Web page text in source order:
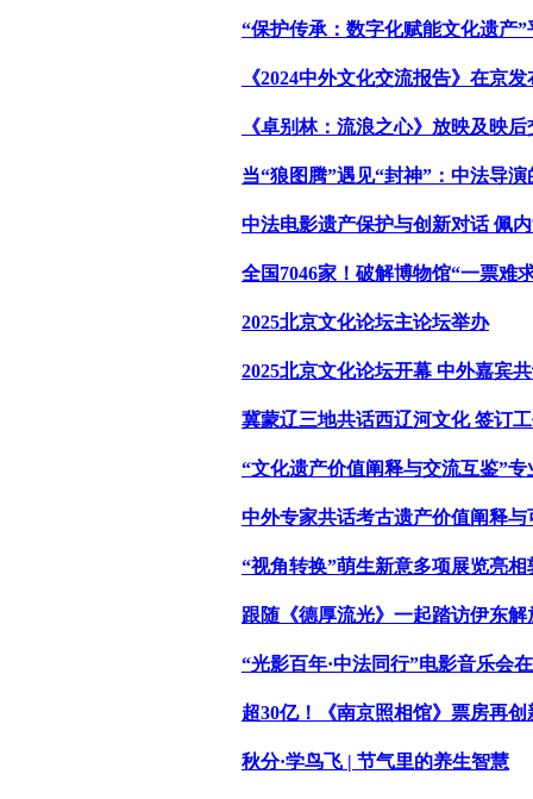
“保护传承：数字化赋能文化遗产
《2024中外文化交流报告》在京发
《卓别林：流浪之心》放映及映
当“狼图腾”遇见“封神”：中法导
中法电影遗产保护与创新对话 佩
全国7046家！破解博物馆“一票难
2025北京文化论坛主论坛举办
2025北京文化论坛开幕 中外嘉宾
冀蒙辽三地共话西辽河文化 签订
“文化遗产价值阐释与交流互鉴”专
中外专家共话考古遗产价值阐释与
“视角转换”萌生新意多项展览亮相
跟随《德厚流光》一起踏访伊东
“光影百年·中法同行”电影音乐会
超30亿！《南京照相馆》票房再创
秋分·学鸟飞 | 节气里的养生智慧